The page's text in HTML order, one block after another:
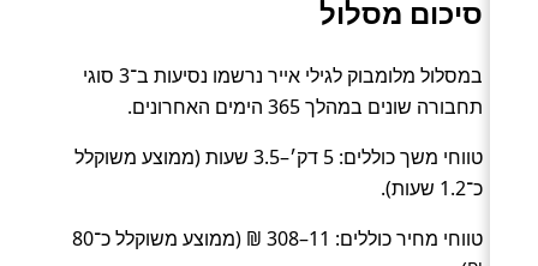
סיכום מסלול
במסלול מלומבוק לגילי אייר נרשמו נסיעות ב־3 סוגי
תחבורה שונים במהלך 365 הימים האחרונים.
טווחי משך כוללים: 5 דק׳–3.5 שעות (ממוצע משוקלל
כ־1.2 שעות).
טווחי מחיר כוללים: 11–308 ₪ (ממוצע משוקלל כ־80